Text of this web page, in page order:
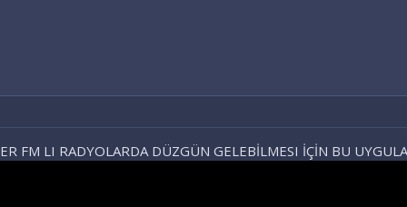
FM LI RADYOLARDA DÜZGÜN GELEBİLMESI İÇİN BU